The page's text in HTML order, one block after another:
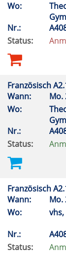
Wo:
Nr.:
Status:
Französisch
Wann:
Mo.
Wo:
Nr.:
Status:
Französisch
Wann:
Mo.
Wo:
Nr.:
Status: